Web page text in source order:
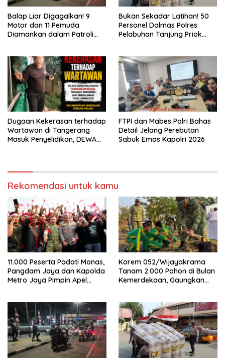
Balap Liar Digagalkan! 9
Motor dan 11 Pemuda
Diamankan dalam Patroli
Bukan Sekadar Latihan! 50
Personel Dalmas Polres
Pelabuhan Tanjung Priok
Dugaan Kekerasan terhadap
Wartawan di Tangerang
Masuk Penyelidikan, DEWA
FTPI dan Mabes Polri Bahas
Detail Jelang Perebutan
Sabuk Emas Kapolri 2026
Rekomendasi untuk kamu
11.000 Peserta Padati Monas,
Pangdam Jaya dan Kapolda
Metro Jaya Pimpin Apel
Korem 052/Wijayakrama
Tanam 2.000 Pohon di Bulan
Kemerdekaan, Gaungkan